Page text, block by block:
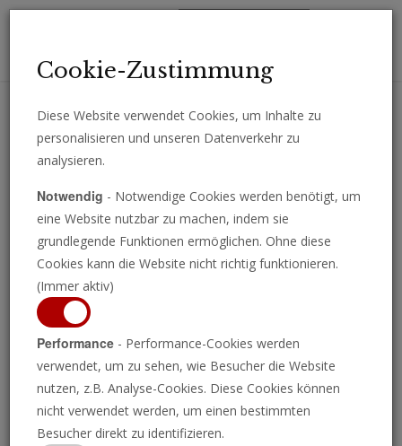
Erhalten Sie wichtige Analysen, Kommentare und Nachrichten
Cookie-Zustimmung
Diese Website verwendet Cookies, um Inhalte zu
personalisieren und unseren Datenverkehr zu
analysieren.
Notwendig - Notwendige Cookies werden benötigt, um
eine Website nutzbar zu machen, indem sie
grundlegende Funktionen ermöglichen. Ohne diese
Cookies kann die Website nicht richtig funktionieren.
(Immer aktiv)
Performance - Performance-Cookies werden
verwendet, um zu sehen, wie Besucher die Website
nutzen, z.B. Analyse-Cookies. Diese Cookies können
nicht verwendet werden, um einen bestimmten
Besucher direkt zu identifizieren.